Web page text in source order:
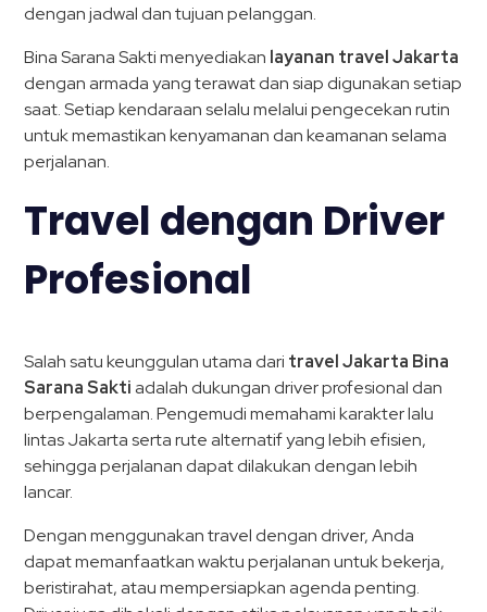
dengan jadwal dan tujuan pelanggan.
Bina Sarana Sakti menyediakan layanan travel Jakarta
dengan armada yang terawat dan siap digunakan setiap
saat. Setiap kendaraan selalu melalui pengecekan rutin
untuk memastikan kenyamanan dan keamanan selama
perjalanan.
Travel dengan Driver
Profesional
Salah satu keunggulan utama dari travel Jakarta Bina
Sarana Saktiadalah dukungan driver profesional dan
berpengalaman. Pengemudi memahami karakter lalu
lintas Jakarta serta rute alternatif yang lebih efisien,
sehingga perjalanan dapat dilakukan dengan lebih
lancar.
Dengan menggunakan travel dengan driver, Anda
dapat memanfaatkan waktu perjalanan untuk bekerja,
beristirahat, atau mempersiapkan agenda penting.